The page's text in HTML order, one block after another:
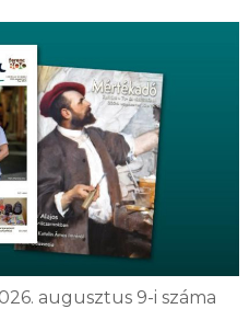
augusztus 9-i száma